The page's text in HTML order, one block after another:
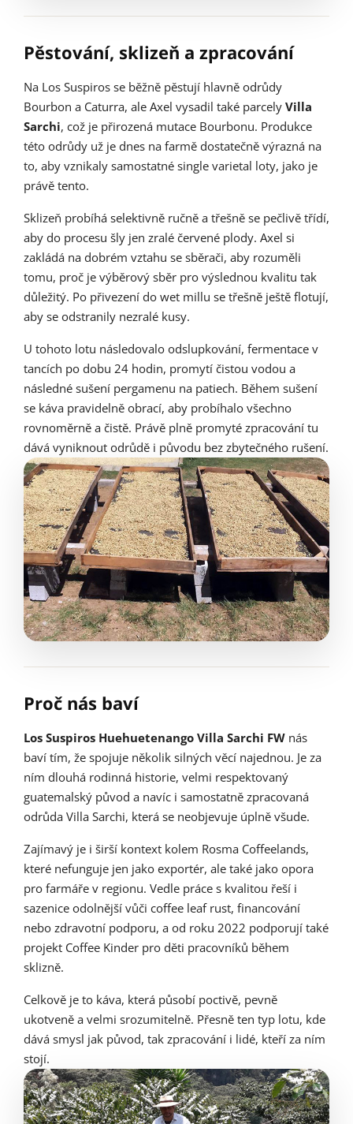
Pěstování, sklizeň a zpracování
Na Los Suspiros se běžně pěstují hlavně odrůdy
Bourbon a Caturra, ale Axel vysadil také parcely Villa
Sarchi, což je přirozená mutace Bourbonu. Produkce
této odrůdy už je dnes na farmě dostatečně výrazná na
to, aby vznikaly samostatné single varietal loty, jako je
právě tento.
Sklizeň probíhá selektivně ručně a třešně se pečlivě třídí,
aby do procesu šly jen zralé červené plody. Axel si
zakládá na dobrém vztahu se sběrači, aby rozuměli
tomu, proč je výběrový sběr pro výslednou kvalitu tak
důležitý. Po přivezení do wet millu se třešně ještě flotují,
aby se odstranily nezralé kusy.
U tohoto lotu následovalo odslupkování, fermentace v
tancích po dobu 24 hodin, promytí čistou vodou a
následné sušení pergamenu na patiech. Během sušení
se káva pravidelně obrací, aby probíhalo všechno
rovnoměrně a čistě. Právě plně promyté zpracování tu
dává vyniknout odrůdě i původu bez zbytečného rušení.
Proč nás baví
Los Suspiros Huehuetenango Villa Sarchi FW nás
baví tím, že spojuje několik silných věcí najednou. Je za
ním dlouhá rodinná historie, velmi respektovaný
guatemalský původ a navíc i samostatně zpracovaná
odrůda Villa Sarchi, která se neobjevuje úplně všude.
Zajímavý je i širší kontext kolem Rosma Coffeelands,
které nefunguje jen jako exportér, ale také jako opora
pro farmáře v regionu. Vedle práce s kvalitou řeší i
sazenice odolnější vůči coffee leaf rust, financování
nebo zdravotní podporu, a od roku 2022 podporují také
projekt Coffee Kinder pro děti pracovníků během
sklizně.
Celkově je to káva, která působí poctivě, pevně
ukotveně a velmi srozumitelně. Přesně ten typ lotu, kde
dává smysl jak původ, tak zpracování i lidé, kteří za ním
stojí.